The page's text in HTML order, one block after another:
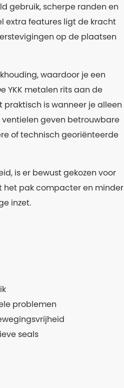
gebruik, scherpe randen en
extra features ligt de kracht
op de plaatsen
waardoor je een
YKK metalen rits aan de
is wanneer je alleen
ventielen geven betrouwbare
of technisch georiënteerde
is er bewust gekozen voor
het pak compacter en minder
inzet.
problemen
seals